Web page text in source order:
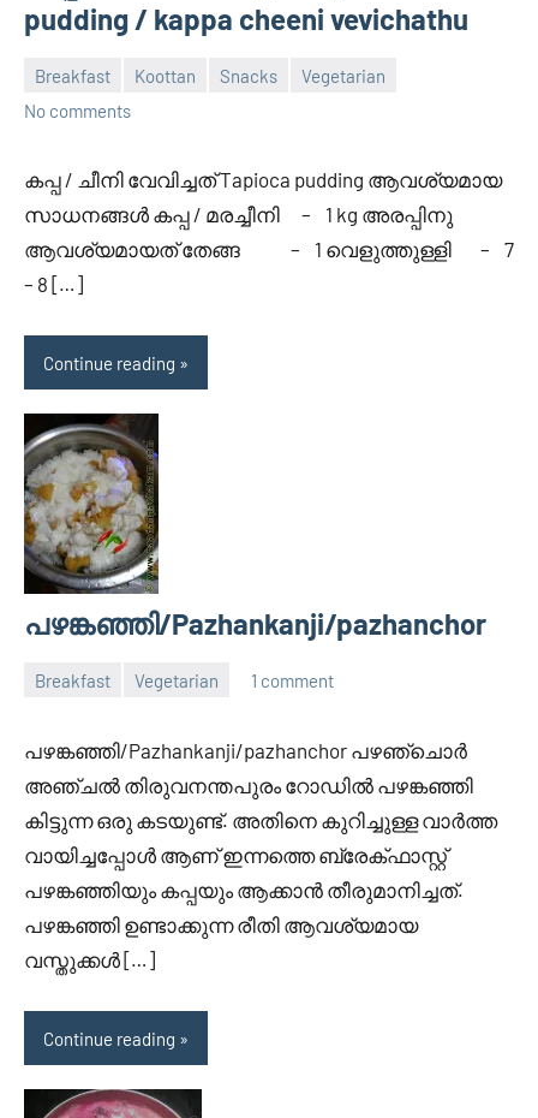
pudding / kappa cheeni vevichathu
Breakfast Koottan Snacks
Vegetarian
June
Divya
No comments
കപ്പ / ചീനി വേവിച്ചത് Tapioca pudding ആവശ്യമായ
സാധനങ്ങള്‍ കപ്പ / മരച്ചീനി – 1 kg അരപ്പിനു
ആവശ്യമായത് തേങ്ങ – 1 വെളുത്തുള്ളി – 7
– 8 […]
Continue reading
പഴങ്കഞ്ഞി/Pazhankanji/pazhanchor
Breakfast Vegetarian
2014
1 comment
പഴങ്കഞ്ഞി/Pazhankanji/pazhanchor പഴഞ്ചൊർ
അഞ്ചല്‍ തിരുവനന്തപുരം റോഡില്‍ പഴങ്കഞ്ഞി
കിട്ടുന്ന ഒരു കടയുണ്ട്. അതിനെ കുറിച്ചുള്ള വാര്‍ത്ത
വായിച്ചപ്പോള്‍ ആണ് ഇന്നത്തെ ബ്രേക്ഫാസ്റ്റ്
പഴങ്കഞ്ഞിയും കപ്പയും ആക്കാന്‍ തീരുമാനിച്ചത്.
പഴങ്കഞ്ഞി ഉണ്ടാക്കുന്ന രീതി ആവശ്യമായ
വസ്തുക്കള്‍ […]
Continue reading